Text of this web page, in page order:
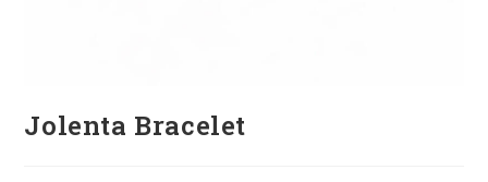
Jolenta Bracelet